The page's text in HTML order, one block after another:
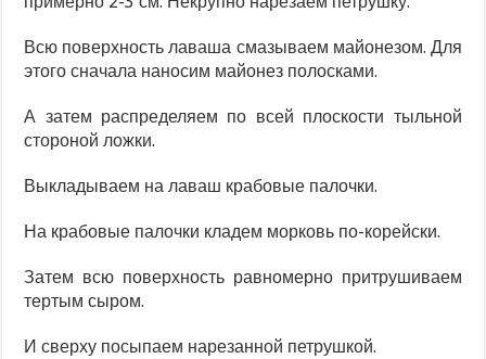
Всю поверхность лаваша смазываем майонезом. Для
этого сначала наносим майонез полосками.
А затем распределяем по всей плоскости тыльной
стороной ложки.
Выкладываем на лаваш крабовые палочки.
На крабовые палочки кладем морковь по-корейски.
Затем всю поверхность равномерно притрушиваем
тертым сыром.
И сверху посыпаем нарезанной петрушкой.